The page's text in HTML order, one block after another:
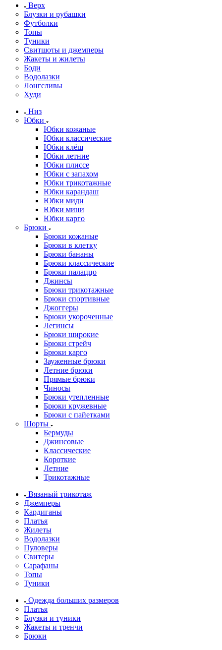
Верх
Блузки и рубашки
Футболки
Топы
Туники
Свитшоты и джемперы
Жакеты и жилеты
Боди
Водолазки
Лонгсливы
Худи
Низ
Юбки
Юбки кожаные
Юбки классические
Юбки клёш
Юбки летние
Юбки плиссе
Юбки с запахом
Юбки трикотажные
Юбки карандаш
Юбки миди
Юбки мини
Юбки карго
Брюки
Брюки кожаные
Брюки в клетку
Брюки бананы
Брюки классические
Брюки палаццо
Джинсы
Брюки трикотажные
Брюки спортивные
Джоггеры
Брюки укороченные
Легинсы
Брюки широкие
Брюки стрейч
Брюки карго
Зауженные брюки
Летние брюки
Прямые брюки
Чиносы
Брюки утепленные
Брюки кружевные
Брюки с пайетками
Шорты
Бермуды
Джинсовые
Классические
Короткие
Летние
Трикотажные
Вязаный трикотаж
Джемперы
Кардиганы
Платья
Жилеты
Водолазки
Пуловеры
Свитеры
Сарафаны
Топы
Туники
Одежда больших размеров
Платья
Блузки и туники
Жакеты и тренчи
Брюки